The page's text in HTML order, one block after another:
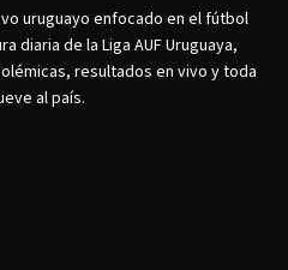
uruguayo enfocado en el fútbol
diaria de la Liga AUF Uruguaya,
resultados en vivo y toda
al país.